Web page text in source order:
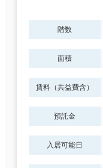
階数
面積
賃料（共益費含）
預託金
入居可能日